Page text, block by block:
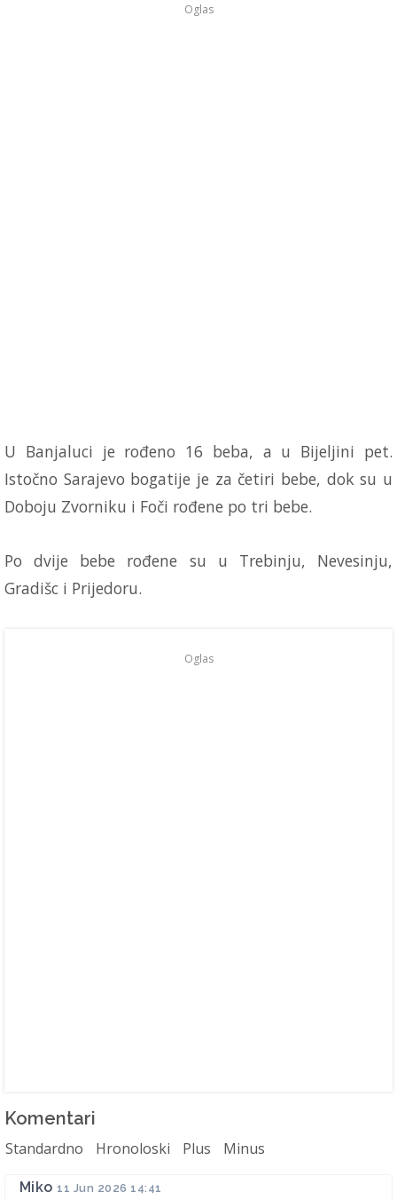
Oglas
U Banjaluci je rođeno 16 beba, a u Bijeljini pet.
Istočno Sarajevo bogatije je za četiri bebe, dok su u
Doboju Zvorniku i Foči rođene po tri bebe.
Po dvije bebe rođene su u Trebinju, Nevesinju,
Gradišc i Prijedoru.
Oglas
Komentari
Standardno Hronoloski Plus Minus
Miko11 Jun 2026 14:41